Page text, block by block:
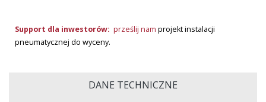
Support dla inwestorów: prześlij nam projekt instalacji
pneumatycznej do wyceny.
DANE TECHNICZNE